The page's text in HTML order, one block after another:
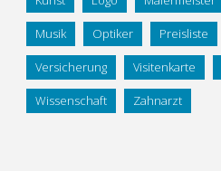
Musik Optiker Preisliste
Versicherung Visitenkarte
Wissenschaft Zahnarzt